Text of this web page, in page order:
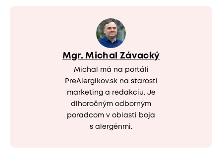
Mgr. Michal Závacký
Michal má na portáli
PreAlergikov.sk na starosti
marketing a redakciu. Je
dlhoročným odborným
poradcom v oblasti boja
s alergénmi.